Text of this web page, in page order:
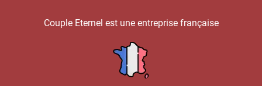
Couple Eternel est une entreprise française